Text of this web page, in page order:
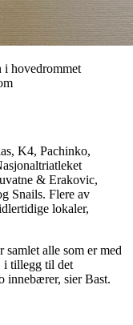
i hovedrommet
K4, Pachinko,
& Erakovic,
Snails. Flere av
lokaler,
alle som er med
i tillegg til det
innebærer, sier Bast.